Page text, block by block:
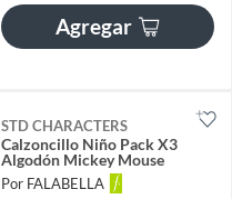
Agregar
STD CHARACTERS
Calzoncillo Niño Pack X3
Algodón Mickey Mouse
Por FALABELLA